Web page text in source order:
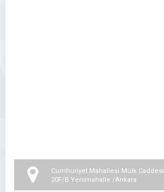
Cumhuriyet Mahallesi Mülk Caddesi
20F/B Yenimahalle /Ankara